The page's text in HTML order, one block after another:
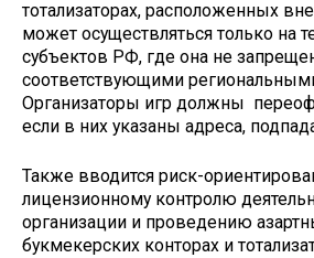
тотализаторах, расположенных
может осуществляться только на
субъектов РФ, где она не
соответствующими
Организаторы игр должны
если в них указаны адреса,
Также вводится риск-
лицензионному контролю
организации и проведению
букмекерских конторах и